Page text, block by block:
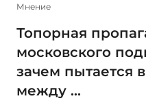
Мнение
Топорная
московского
зачем пытается
между ...